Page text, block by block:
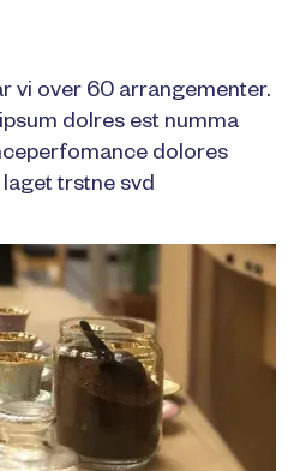
vi over 60 arrangementer.
dolres est numma
dolores
trstne svd